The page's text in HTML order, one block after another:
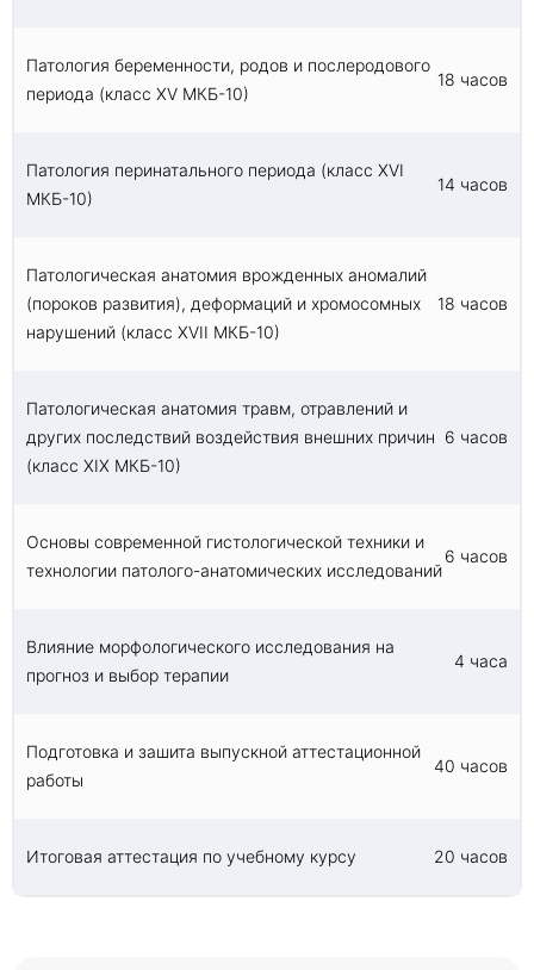
Патология беременности, родов и послеродового
периода (класс XV МКБ-10)
18 часов
Патология перинатального периода (класс XVI
МКБ-10)
14 часов
Патологическая анатомия врожденных аномалий
(пороков развития), деформаций и хромосомных
нарушений (класс XVII МКБ-10)
18 часов
Патологическая анатомия травм, отравлений и
других последствий воздействия внешних причин
(класс XIX МКБ-10)
6 часов
Основы современной гистологической техники и
технологии патолого-анатомических исследований
6 часов
Влияние морфологического исследования на
прогноз и выбор терапии
4 часа
Подготовка и зашита выпускной аттестационной
работы
40 часов
Итоговая аттестация по учебному курсу 20 часов